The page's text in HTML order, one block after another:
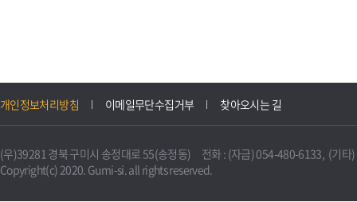
개인정보처리방침 이메일무단수집거부 찾아오시는 길
(우)39281 경북 구미시 송정대로 55(송정동) 전화 : (자금) 054-480-6133, (기타
Copyright(c) 2020. Gumi-si. all rights reserved.